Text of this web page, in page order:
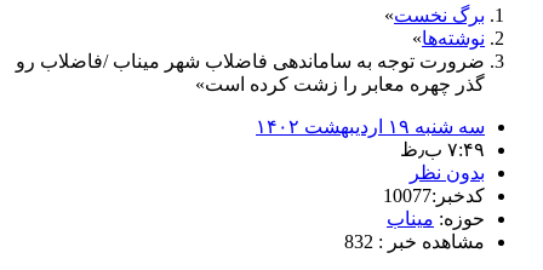
برگ نخست
نوشته‌ها
ضرورت توجه به ساماندهی فاضلاب شهر میناب /فاضلاب رو
گذر چهره معابر را زشت کرده است
سه شنبه ۱۹ اردیبهشت ۱۴۰۲
۷:۴۹ ب٫ظ
بدون نظر
کدخبر:10077
حوزه: میناب
مشاهده خبر : 832